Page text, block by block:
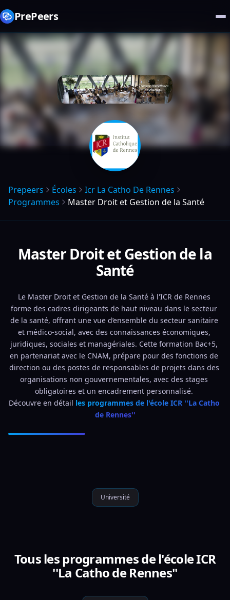
PrePeers
Prepeers Écoles
Icr La Catho De Rennes
Programmes
Master Droit et Gestion de la Santé
Master Droit et Gestion de la
Santé
Le Master Droit et Gestion de la Santé à l'ICR de Rennes
forme des cadres dirigeants de haut niveau dans le secteur
de la santé, offrant une vue d’ensemble du secteur sanitaire
et médico-social, avec des connaissances économiques,
juridiques, sociales et managériales. Cette formation Bac+5,
en partenariat avec le CNAM, prépare pour des fonctions de
direction ou des postes de responsables de projets dans des
organisations non gouvernementales, avec des stages
obligatoires et un encadrement personnalisé.
Découvre en détail les programmes de l'école ICR ''La Catho
de Rennes''
Université
Tous les programmes de l'école ICR
''La Catho de Rennes''